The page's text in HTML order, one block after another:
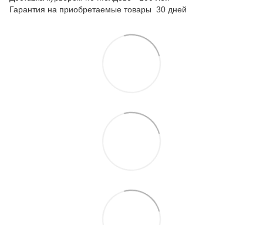
Гарантия на приобретаемые товары 30 дней